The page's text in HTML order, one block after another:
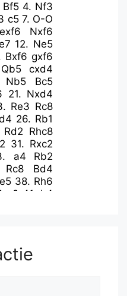
Bf5 4. Nf3
c5 7. O-O
exf6
Nxf6
12. Ne5
Bxf6 gxf6
Qb5
cxd4
Nb5
Bc5
21. Nxd4
Re3 Rc8
26. Rb1
Rd2 Rhc8
31. Rxc2
a4
Rb2
Rc8
Bd4
e5 38. Rh6
e2 41. h4